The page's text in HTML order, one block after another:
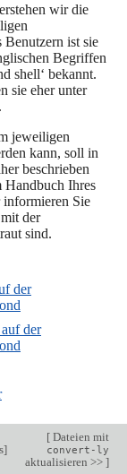
wir die
Benutzern ist sie
Begriffen
shell‘ bekannt.
sie eher unter
jeweiligen
kann, soll in
beschrieben
Handbuch Ihres
informieren Sie
der
sind.
der
der
]
[Dateien mit
convert-ly
aktualisieren >> ]